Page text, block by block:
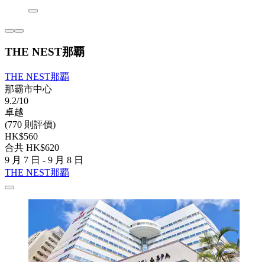
THE NEST那覇
THE NEST那覇
那霸市中心
9.2/10
卓越
(770 則評價)
HK$560
合共 HK$620
9 月 7 日 - 9 月 8 日
THE NEST那覇